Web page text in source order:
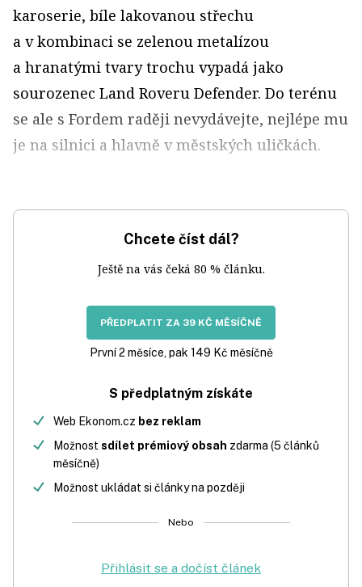
karoserie, bíle lakovanou střechu
a v kombinaci se zelenou metalízou
a hranatými tvary trochu vypadá jako
sourozenec Land Roveru Defender. Do terénu
se ale s Fordem raději nevydávejte, nejlépe mu
je na silnici a hlavně v městských uličkách.
Chcete číst dál?
Ještě na vás čeká 80 % článku.
PŘEDPLATIT ZA 39 KČ MĚSÍČNĚ
První 2 měsíce, pak 149 Kč měsíčně
S předplatným získáte
Web Ekonom.cz bez reklam
Možnost sdílet prémiový obsah zdarma (5 článků
měsíčně)
Možnost ukládat si články na později
Nebo
Přihlásit se a dočíst článek